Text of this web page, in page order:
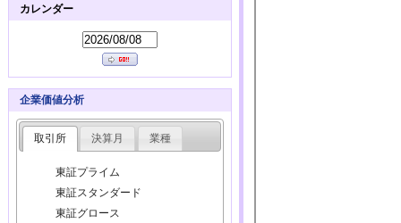
カレンダー
企業価値分析
取引所 決算月 業種
東証プライム
東証スタンダード
東証グロース